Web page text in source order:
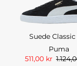
Suede Classic
Puma
511,00 kr